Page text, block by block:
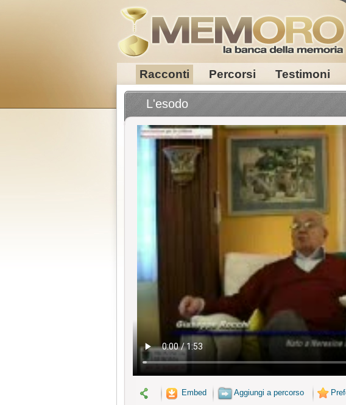
Racconti Percorsi Testimoni
L'esodo
Embed Aggiungi a percorso